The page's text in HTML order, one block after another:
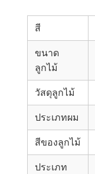
สี
ขนาด
ลูกไม้
วัสดุลูกไม้
ประเภทผม
สีของลูกไม้
ประเภท